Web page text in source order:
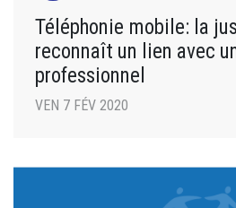
Téléphonie mobile: la
reconnaît un lien avec
professionnel
VEN 7 FÉV 2020